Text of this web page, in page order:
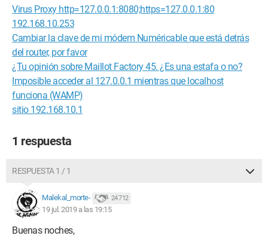
id=20190719_x8k6c15v6x10
Shortcut.txt : https://pjjoint.malekal.com/files.php?
id=20190719_u12u8v8c10h11
Virus Proxy http=127.0.0.1:8080;https=127.0.0.1:80
192.168.10.253
Cambiar la clave de mi módem Numéricable que está detrás
del router, por favor
¿Tu opinión sobre Maillot Factory 45. ¿Es una estafa o no?
Imposible acceder al 127.0.0.1 mientras que localhost
funciona (WAMP)
sitio 192.168.10.1
1 respuesta
RESPUESTA 1 / 1
Malekal_morte- 24 712
19 jul. 2019 a las 19:15
Buenas noches,